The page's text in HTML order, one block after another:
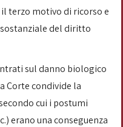
terzo motivo di ricorso e
del diritto
sul danno biologico
Corte condivide la
cui i postumi
erano una conseguenza